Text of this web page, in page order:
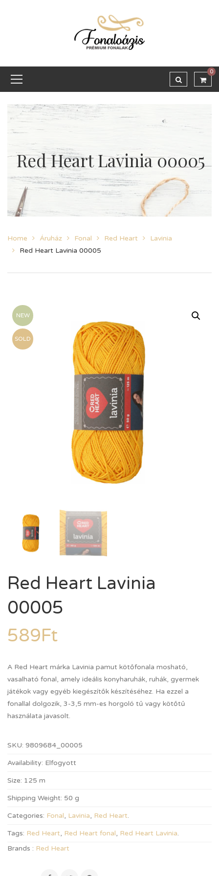
0
Red Heart Lavinia 00005
Home Áruház Fonal Red Heart
Lavinia
Red Heart Lavinia 00005
NEW
SOLD
Red Heart Lavinia
00005
589Ft
A Red Heart márka Lavinia pamut kötőfonala mosható,
vasalható fonal, amely ideális konyharuhák, ruhák, gyermek
játékok vagy egyéb kiegészítők készítéséhez. Ha ezzel a
fonallal dolgozik, 3-3,5 mm-es horgoló tű vagy kötőtű
használata javasolt.
SKU: 9809684_00005
Availability: Elfogyott
Size: 125 m
Shipping Weight: 50 g
Categories: Fonal, Lavinia, Red Heart.
Tags: Red Heart, Red Heart fonal, Red Heart Lavinia.
Brands : Red Heart